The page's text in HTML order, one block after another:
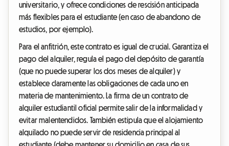
universitario, y ofrece condiciones de rescisión anticipada
más flexibles para el estudiante (en caso de abandono de
estudios, por ejemplo).
Para el anfitrión, este contrato es igual de crucial. Garantiza el
pago del alquiler, regula el pago del depósito de garantía
(que no puede superar los dos meses de alquiler) y
establece claramente las obligaciones de cada uno en
materia de mantenimiento. La firma de un contrato de
alquiler estudiantil oficial permite salir de la informalidad y
evitar malentendidos. También estipula que el alojamiento
alquilado no puede servir de residencia principal al